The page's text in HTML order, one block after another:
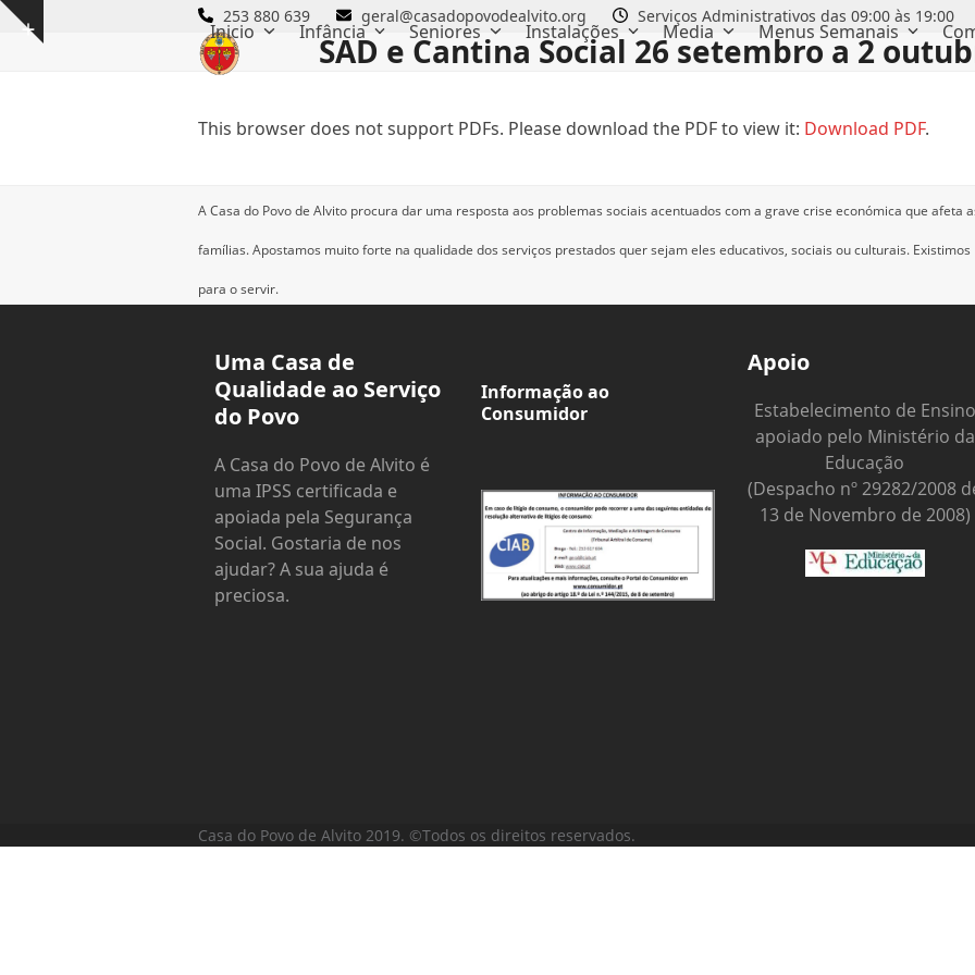
Skip
Show
253 880 639 geral@casadopovodealvito.org Serviços Administrativos das 09:00 às 19:00
Inicio Infância Seniores Instalações Media Menus Semanais
SAD e Cantina Social 26 setembro a 2
This browser does not support PDFs. Please download the PDF to view it: Download PDF.
A Casa do Povo de Alvito procura dar uma resposta aos problemas sociais acentuados com a grave crise económica que afeta
famílias.Apostamos muito forte na qualidade dos serviços prestados quer sejam eles educativos, sociais ou culturais. Existimos
para o servir.
Uma Casa de
Qualidade ao Serviço
do Povo
A Casa do Povo de Alvito é
uma IPSS certificada e
apoiada pela Segurança
Social. Gostaria de nos
ajudar? A sua ajuda é
preciosa.
Informação ao
Consumidor
Apoio
Estabelecimento de Ensino
apoiado pelo Ministério da
Educação
(Despacho nº 29282/2008
13 de Novembro de 2008)
Casa do Povo de Alvito 2019. ©Todos os direitos reservados.